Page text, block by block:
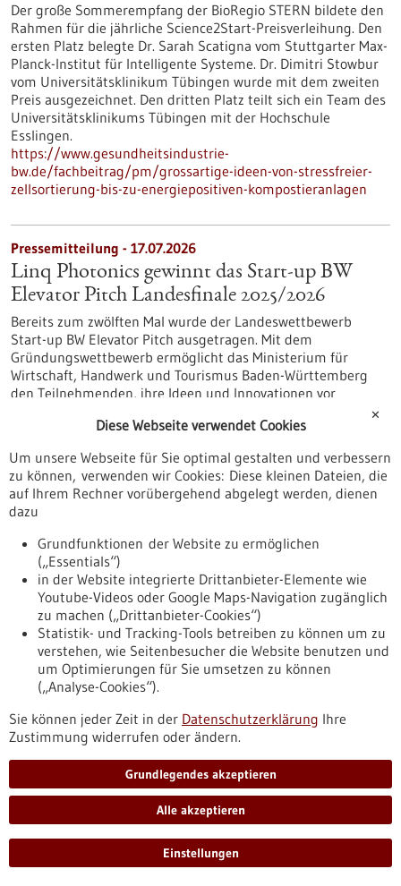
Der große Sommerempfang der BioRegio STERN bildete den
Rahmen für die jährliche Science2Start-Preisverleihung. Den
ersten Platz belegte Dr. Sarah Scatigna vom Stuttgarter Max-
Planck-Institut für Intelligente Systeme. Dr. Dimitri Stowbur
vom Universitätsklinikum Tübingen wurde mit dem zweiten
Preis ausgezeichnet. Den dritten Platz teilt sich ein Team des
Universitätsklinikums Tübingen mit der Hochschule
Esslingen.
https://www.gesundheitsindustrie-
bw.de/fachbeitrag/pm/grossartige-ideen-von-stressfreier-
zellsortierung-bis-zu-energiepositiven-kompostieranlagen
Pressemitteilung - 17.07.2026
Linq Photonics gewinnt das Start-up BW
Elevator Pitch Landesfinale 2025/2026
Bereits zum zwölften Mal wurde der Landeswettbewerb
Start-up BW Elevator Pitch ausgetragen. Mit dem
Gründungswettbewerb ermöglicht das Ministerium für
Wirtschaft, Handwerk und Tourismus Baden-Württemberg
den Teilnehmenden, ihre Ideen und Innovationen vor
https://www.gesundheitsindustrie-
elevator-pitch-landesfinale-20252026
Förderung von Transferhubs im Rahmen des
Programms „Transferinitiative F.A.S.T. –
Forschung, Ausgründungen, Skalierung,
Transfer“
Förderprogramm, Förderung durch:BMFTR,
Einreichungsfrist: 31.08.2026
https://www.gesundheitsindustrie-
von-transferhubs-im-rahmen-des-programms-
transferinitiative-fst-forschung-ausgruendungen-skalierung-
tr
Förderung von Transferhubs im Rahmen des
Programms „Transferinitiative F.A.S.T. –
✕
Diese Webseite verwendet Cookies
Um unsere Webseite für Sie optimal gestalten und verbessern
zu können, verwenden wir Cookies: Diese kleinen Dateien, die
auf Ihrem Rechner vorübergehend abgelegt werden, dienen
dazu
Grundfunktionen der Website zu ermöglichen
(„Essentials“)
in der Website integrierte Drittanbieter-Elemente wie
Youtube-Videos oder Google Maps-Navigation zugänglich
zu machen („Drittanbieter-Cookies“)
Statistik- und Tracking-Tools betreiben zu können um zu
verstehen, wie Seitenbesucher die Website benutzen und
um Optimierungen für Sie umsetzen zu können
(„Analyse-Cookies“).
Sie können jeder Zeit in der Datenschutzerklärung Ihre
Zustimmung widerrufen oder ändern.
Grundlegendes akzeptieren
Alle akzeptieren
Einstellungen